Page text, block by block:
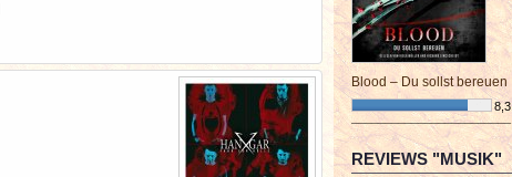
Blood – Du sollst bereuen
8,3
¯¯¯¯¯¯¯¯¯¯¯¯¯¯¯¯¯¯¯¯¯¯¯¯
REVIEWS "MUSIK"